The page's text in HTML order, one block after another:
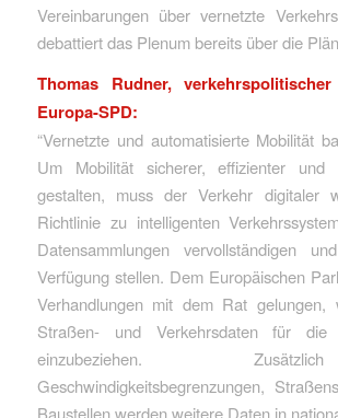
Vereinbarungen über vernetzte
debattiert das Plenum bereits über die
Thomas Rudner,
Europa-SPD:
“Vernetzte und automatisierte Mobilität
Um Mobilität sicherer, effizienter und
gestalten, muss der Verkehr digitaler
Richtlinie zu intelligenten
Datensammlungen vervollständigen
Verfügung stellen. Dem Europäischen
Verhandlungen mit dem Rat gelungen,
Straßen- und Verkehrsdaten für die
einzubeziehen.
Geschwindigkeitsbegrenzungen,
Baustellen werden weitere Daten in